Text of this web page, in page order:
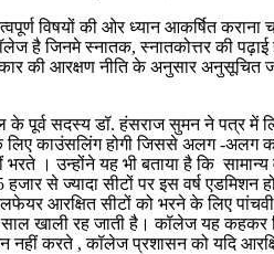
ओर ध्यान आकर्षित कराना चाहता
है जिनमे स्नातक, स्नातकोत्तर की
की आरक्षण नीति के अनुसार अनुसूचित
डॉ. हंसराज सुमन ने पत्र में लिखा
काउंसलिंग होगी जिससे अलग -अलग
भरते । उन्होंने यह भी बताया है कि
से ज्यादा सीटों पर इस वर्ष
आरक्षित सीटों को भरने के लिए
खाली रह जाती है। कॉलेज यह कहकर
करते , कॉलेज प्रशासन को यदि